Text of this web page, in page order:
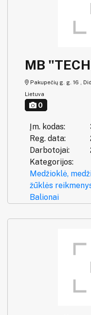
MB
Pakupečių g. g. 16 ,
Lietuva
0
Įm. kodas:
Reg. data:
Darbotojai:
Kategorijos:
Medžioklė,
žūklės
Balionai